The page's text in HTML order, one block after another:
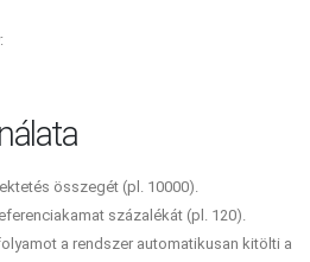
összegét (pl. 10000).
százalékát (pl. 120).
a rendszer automatikusan kitölti a